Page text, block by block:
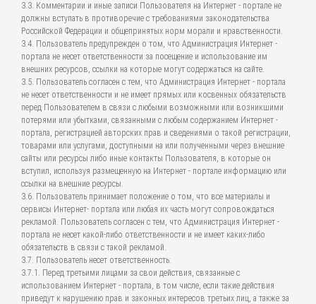
3.3. Комментарии и иные записи Пользователя на Интернет - портале не
должны вступать в противоречие с требованиями законодательства
Российской Федерации и общепринятых норм морали и нравственности.
3.4. Пользователь предупрежден о том, что Администрация Интернет -
портала не несет ответственности за посещение и использование им
внешних ресурсов, ссылки на которые могут содержаться на сайте.
3.5. Пользователь согласен с тем, что Администрация Интернет - портала
не несет ответственности и не имеет прямых или косвенных обязательств
перед Пользователем в связи с любыми возможными или возникшими
потерями или убытками, связанными с любым содержанием Интернет -
портала, регистрацией авторских прав и сведениями о такой регистрации,
товарами или услугами, доступными на или полученными через внешние
сайты или ресурсы либо иные контакты Пользователя, в которые он
вступил, используя размещенную на Интернет - портале информацию или
ссылки на внешние ресурсы.
3.6. Пользователь принимает положение о том, что все материалы и
сервисы Интернет- портала или любая их часть могут сопровождаться
рекламой. Пользователь согласен с тем, что Администрация Интернет -
портала не несет какой-либо ответственности и не имеет каких-либо
обязательств в связи с такой рекламой.
3.7. Пользователь несет ответственность:
3.7.1. Перед третьими лицами за свои действия, связанные с
использованием Интернет - портала, в том числе, если такие действия
приведут к нарушению прав и законных интересов третьих лиц, а также за